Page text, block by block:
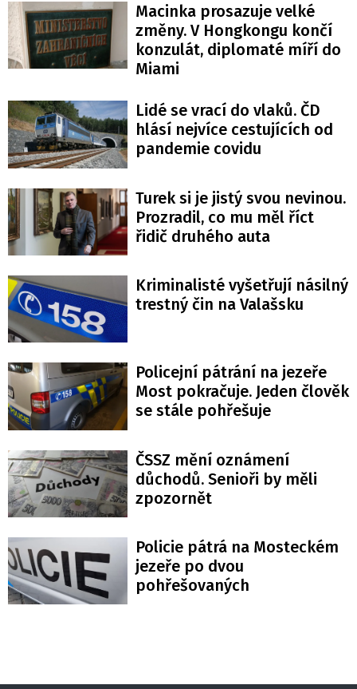
Macinka prosazuje velké
změny. V Hongkongu končí
konzulát, diplomaté míří do
Miami
Lidé se vrací do vlaků. ČD
hlásí nejvíce cestujících od
pandemie covidu
Turek si je jistý svou nevinou.
Prozradil, co mu měl říct
řidič druhého auta
Kriminalisté vyšetřují násilný
trestný čin na Valašsku
Policejní pátrání na jezeře
Most pokračuje. Jeden člověk
se stále pohřešuje
ČSSZ mění oznámení
důchodů. Senioři by měli
zpozornět
Policie pátrá na Mosteckém
jezeře po dvou
pohřešovaných